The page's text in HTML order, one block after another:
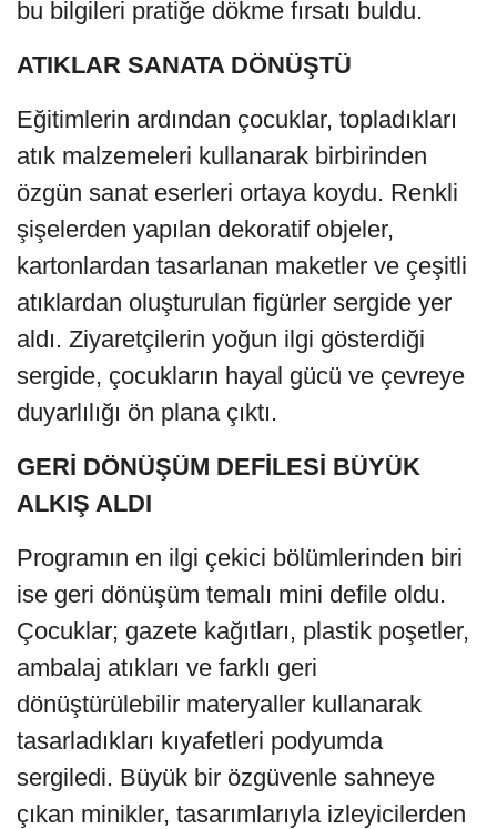
bu bilgileri pratiğe dökme fırsatı buldu.
ATIKLAR SANATA DÖNÜŞTÜ
Eğitimlerin ardından çocuklar, topladıkları
atık malzemeleri kullanarak birbirinden
özgün sanat eserleri ortaya koydu. Renkli
şişelerden yapılan dekoratif objeler,
kartonlardan tasarlanan maketler ve çeşitli
atıklardan oluşturulan figürler sergide yer
aldı. Ziyaretçilerin yoğun ilgi gösterdiği
sergide, çocukların hayal gücü ve çevreye
duyarlılığı ön plana çıktı.
GERİ DÖNÜŞÜM DEFİLESİ BÜYÜK
ALKIŞ ALDI
Programın en ilgi çekici bölümlerinden biri
ise geri dönüşüm temalı mini defile oldu.
Çocuklar; gazete kağıtları, plastik poşetler,
ambalaj atıkları ve farklı geri
dönüştürülebilir materyaller kullanarak
tasarladıkları kıyafetleri podyumda
sergiledi. Büyük bir özgüvenle sahneye
çıkan minikler, tasarımlarıyla izleyicilerden